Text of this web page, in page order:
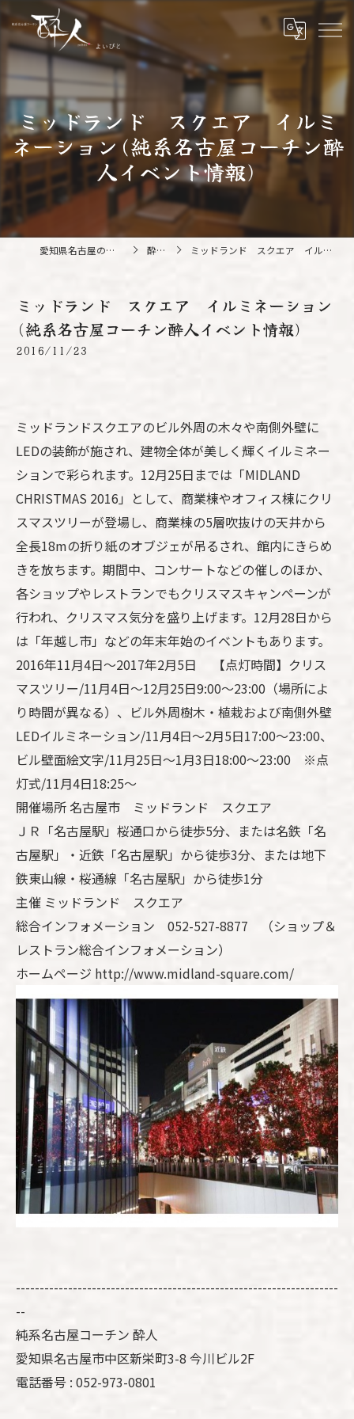
ミッドランド スクエア イルミ
ネーション(純系名古屋コーチン酔
人イベント情報)
愛知県名古屋の鍋なら純系名古屋コーチン 酔人 酔人ブログ ミッドランド スクエア イルミネーション(純系名古屋コーチン酔人イベント情報)
ミッドランド スクエア イルミネーション
(純系名古屋コーチン酔人イベント情報)
2016/11/23
ミッドランドスクエアのビル外周の木々や南側外壁に
LEDの装飾が施され、建物全体が美しく輝くイルミネー
ションで彩られます。12月25日までは「MIDLAND
CHRISTMAS 2016」として、商業棟やオフィス棟にクリ
スマスツリーが登場し、商業棟の5層吹抜けの天井から
全長18mの折り紙のオブジェが吊るされ、館内にきらめ
きを放ちます。期間中、コンサートなどの催しのほか、
各ショップやレストランでもクリスマスキャンペーンが
行われ、クリスマス気分を盛り上げます。12月28日から
は「年越し市」などの年末年始のイベントもあります。
2016年11月4日～2017年2月5日 【点灯時間】クリス
マスツリー/11月4日～12月25日9:00～23:00（場所によ
り時間が異なる）、ビル外周樹木・植栽および南側外壁
LEDイルミネーション/11月4日～2月5日17:00～23:00、
ビル壁面絵文字/11月25日～1月3日18:00～23:00 ※点
灯式/11月4日18:25～
開催場所 名古屋市 ミッドランド スクエア
ＪＲ「名古屋駅」桜通口から徒歩5分、または名鉄「名
古屋駅」・近鉄「名古屋駅」から徒歩3分、または地下
鉄東山線・桜通線「名古屋駅」から徒歩1分
主催 ミッドランド スクエア
総合インフォメーション 052-527-8877 （ショップ＆
レストラン総合インフォメーション）
ホームページ http://www.midland-square.com/
--------------------------------------------------------------------
--
純系名古屋コーチン 酔人
愛知県名古屋市中区新栄町3-8 今川ビル2F
電話番号 : 052-973-0801